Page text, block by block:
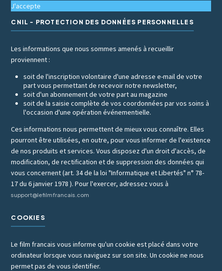
J'accepte
CNIL - PROTECTION DES DONNÉES PERSONNELLES
Les informations que nous sommes amenés à recueillir
proviennent :
soit de l'inscription volontaire d'une adresse e-mail de votre
part vous permettant de recevoir notre newsletter,
soit d'un abonnement de votre part au magazine
soit de la saisie complète de vos coordonnées par vos soins à
l'occasion d'une opération événementielle.
Ces informations nous permettent de mieux vous connaître. Elles
pourront être utilisées, en outre, pour vous informer de l'existence
de nos produits et services. Vous disposez d'un droit d'accès, de
modification, de rectification et de suppression des données qui
vous concernent (art. 34 de la loi "Informatique et Libertés" n° 78-
17 du 6 janvier 1978 ). Pour l'exercer, adressez vous à
support@lefilmfrancais.com
COOKIES
Le film francais vous informe qu'un cookie est placé dans votre
ordinateur lorsque vous naviguez sur son site. Un cookie ne nous
permet pas de vous identifier.